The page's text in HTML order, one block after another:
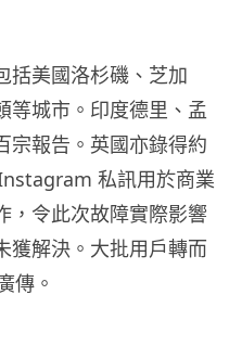
括美國洛杉磯、芝加
等城市。印度德里、孟
宗報告。英國亦錄得約
私訊用於商業
，令此次故障實際影響
獲解決。大批用戶轉而
傳。